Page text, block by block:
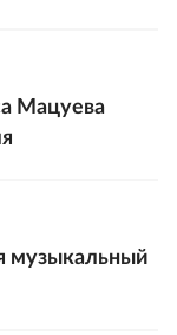
Мацуева
музыкальный